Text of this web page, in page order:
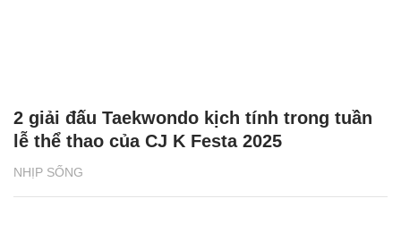
NHỊP SỐNG
2 giải đấu Taekwondo kịch tính trong tuần
lễ thể thao của CJ K Festa 2025